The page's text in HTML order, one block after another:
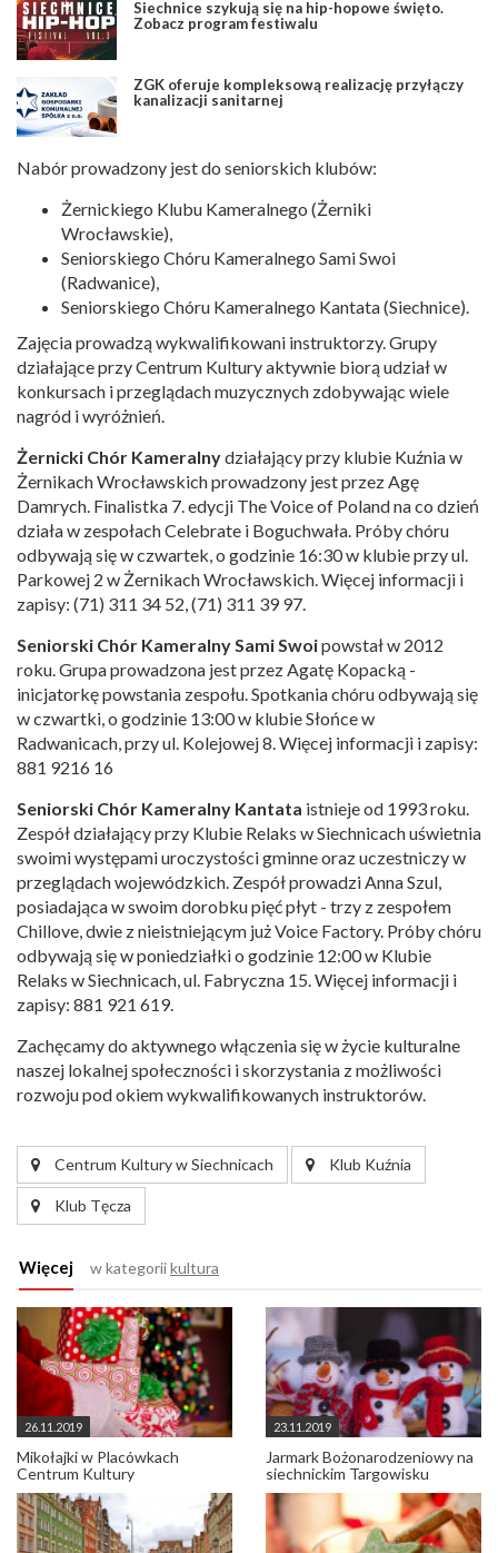
Siechnice szykują się na hip-hopowe święto.
Zobacz program festiwalu
ZGK oferuje kompleksową realizację przyłączy
kanalizacji sanitarnej
Nabór prowadzony jest do seniorskich klubów:
Żernickiego Klubu Kameralnego (Żerniki
Wrocławskie),
Seniorskiego Chóru Kameralnego Sami Swoi
(Radwanice),
Seniorskiego Chóru Kameralnego Kantata (Siechnice).
Zajęcia prowadzą wykwalifikowani instruktorzy. Grupy
działające przy Centrum Kultury aktywnie biorą udział w
konkursach i przeglądach muzycznych zdobywając wiele
nagród i wyróżnień.
Żernicki Chór Kameralnydziałający przy klubie Kuźnia w
Żernikach Wrocławskich prowadzony jest przez Agę
Damrych. Finalistka 7. edycji The Voice of Poland na co dzień
działa w zespołach Celebrate i Boguchwała. Próby chóru
odbywają się w czwartek, o godzinie 16:30 w klubie przy ul.
Parkowej 2 w Żernikach Wrocławskich. Więcej informacji i
zapisy: (71) 311 34 52, (71) 311 39 97.
Seniorski Chór Kameralny Sami Swoipowstał w 2012
roku. Grupa prowadzona jest przez Agatę Kopacką -
inicjatorkę powstania zespołu. Spotkania chóru odbywają się
w czwartki, o godzinie 13:00 w klubie Słońce w
Radwanicach, przy ul. Kolejowej 8. Więcej informacji i zapisy:
881 9216 16
Seniorski Chór Kameralny Kantata istnieje od 1993 roku.
Zespół działający przy Klubie Relaks w Siechnicach uświetnia
swoimi występami uroczystości gminne oraz uczestniczy w
przeglądach wojewódzkich. Zespół prowadzi Anna Szul,
posiadająca w swoim dorobku pięć płyt - trzy z zespołem
Chillove, dwie z nieistniejącym już Voice Factory. Próby chóru
odbywają się w poniedziałki o godzinie 12:00 w Klubie
Relaks w Siechnicach, ul. Fabryczna 15. Więcej informacji i
zapisy: 881 921 619.
Zachęcamy do aktywnego włączenia się w życie kulturalne
naszej lokalnej społeczności i skorzystania z możliwości
rozwoju pod okiem wykwalifikowanych instruktorów.
Centrum Kultury w Siechnicach Klub Kuźnia
Klub Tęcza
Więcej w kategoriikultura
26.11.2019
Mikołajki w Placówkach
Centrum Kultury
23.11.2019
Jarmark Bożonarodzeniowy na
siechnickim Targowisku